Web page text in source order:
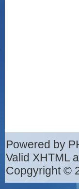
Powered by
Valid XHTML
Copgyright ©